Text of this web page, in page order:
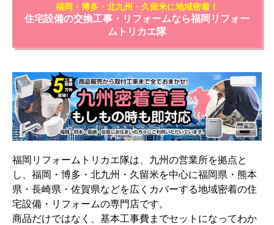
福岡・博多・北九州・久留米に地域密着！
住宅設備の交換工事・リフォームなら福岡リフォー
ムトリカエ隊
福岡リフォームトリカエ隊は、九州の営業所を拠点と
し、福岡・博多・北九州・久留米を中心に福岡県・熊本
県・長崎県・佐賀県などを広くカバーする地域密着の住
宅設備・リフォームの専門店です。
商品だけではなく、基本工事費までセットになってわか